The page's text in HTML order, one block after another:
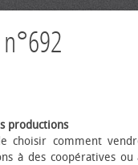
productions
choisir comment
à des coopératives ou